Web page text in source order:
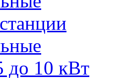
до 10 кВт